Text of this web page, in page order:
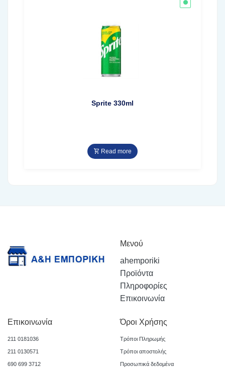
Sprite 330ml
Read more
Μενού
ahemporiki
Προϊόντα
Πληροφορίες
Επικοινωνία
Επικοινωνία
211 0181036
211 0130571
690 699 3712
Όροι Χρήσης
Τρόποι Πληρωμής
Τρόποι αποστολής
Προσωπικά δεδομένα